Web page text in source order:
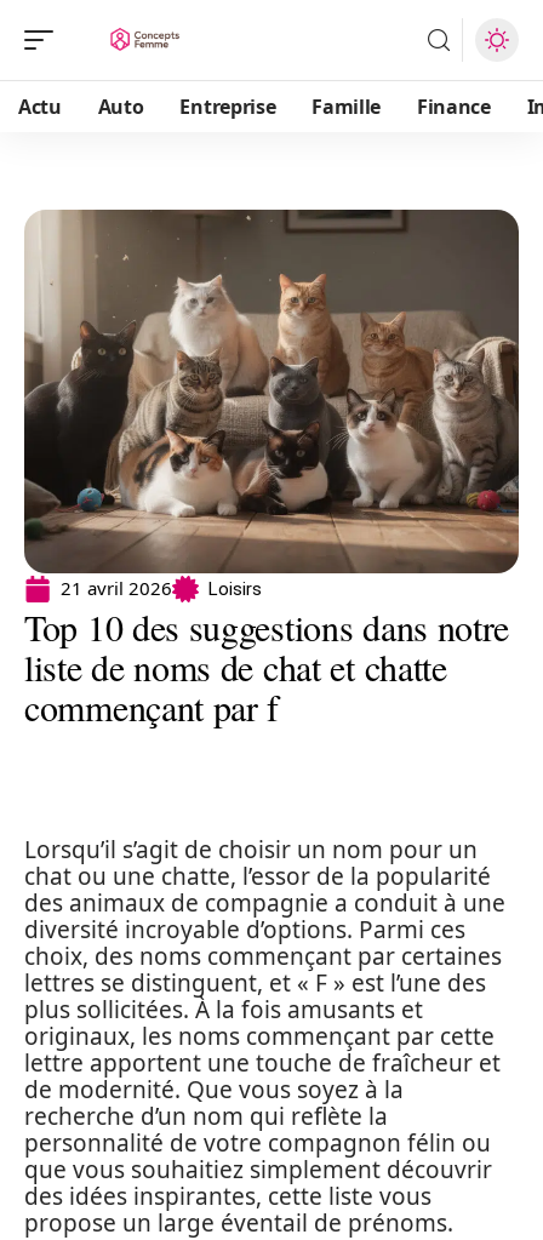
Actu Auto Entreprise Famille Finance
21 avril 2026 Loisirs
Top 10 des suggestions dans notre
liste de noms de chat et chatte
commençant par f
Lorsqu’il s’agit de choisir un nom pour un
chat ou une chatte, l’essor de la popularité
des animaux de compagnie a conduit à une
diversité incroyable d’options. Parmi ces
choix, des noms commençant par certaines
lettres se distinguent, et « F » est l’une des
plus sollicitées. À la fois amusants et
originaux, les noms commençant par cette
lettre apportent une touche de fraîcheur et
de modernité. Que vous soyez à la
recherche d’un nom qui reflète la
personnalité de votre compagnon félin ou
que vous souhaitiez simplement découvrir
des idées inspirantes, cette liste vous
propose un large éventail de prénoms.